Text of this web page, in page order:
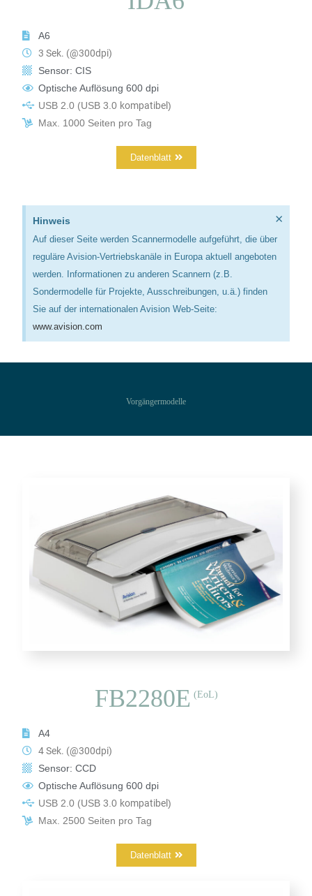
A6
3 Sek. (@300dpi)
Sensor: CIS
Optische Auflösung 600 dpi
USB 2.0 (USB 3.0 kompatibel)
Max. 1000 Seiten pro Tag
Datenblatt
Hinweis
Auf dieser Seite werden Scannermodelle aufgeführt, die über
reguläre Avision-Vertriebskanäle in Europa aktuell angeboten
werden. Informationen zu anderen Scannern (z.B.
Sondermodelle für Projekte, Ausschreibungen, u.ä.) finden
Sie auf der internationalen Avision Web-Seite:
www.avision.com
×
Vorgängermodelle
FB2280E (EoL)
A4
4 Sek. (@300dpi)
Sensor: CCD
Optische Auflösung 600 dpi
USB 2.0 (USB 3.0 kompatibel)
Max. 2500 Seiten pro Tag
Datenblatt